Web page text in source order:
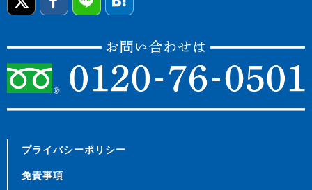
プライバシーポリシー
免責事項